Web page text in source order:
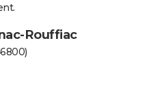
Rouffiac